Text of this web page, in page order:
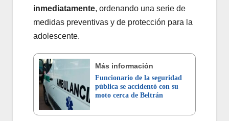
inmediatamente, ordenando una serie de
medidas preventivas y de protección para la
adolescente.
Más información
Funcionario de la seguridad
pública se accidentó con su
moto cerca de Beltrán